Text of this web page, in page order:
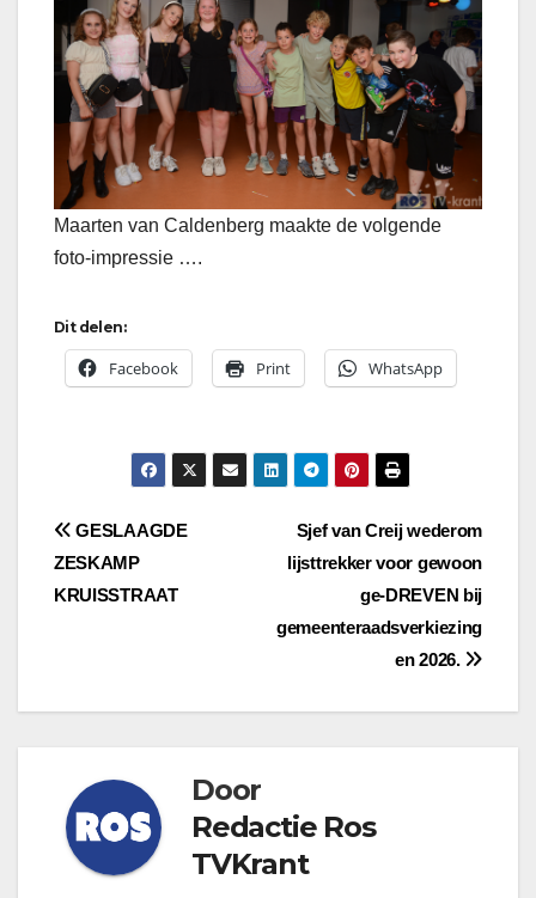
Maarten van Caldenberg maakte de volgende
foto-impressie ….
Dit delen:
Facebook Print WhatsApp
Bericht
navigatie
Sjef van Creij wederom
lijsttrekker voor gewoon
ge-DREVEN bij
gemeenteraadsverkiezing
en 2026.
GESLAAGDE
ZESKAMP
KRUISSTRAAT
Door
Redactie Ros
TVKrant